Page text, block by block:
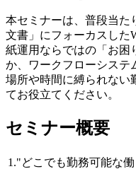
本セミナーは、普段当た
文書」にフォーカスした
紙運用ならではの「お困
か、ワークフローシステ
場所や時間に縛られない
てお役立てください。
セミナー概要
1."どこでも勤務可能な